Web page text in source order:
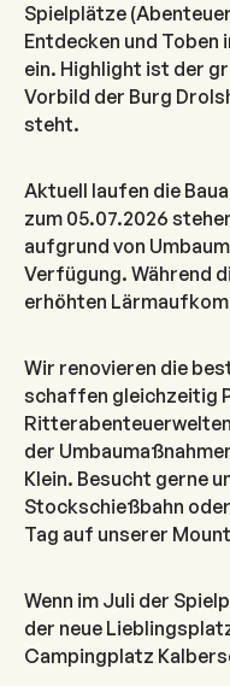
Spielplätze
Entdecken und
ein. Highlight ist der
Vorbild der Burg
steht.
Aktuell laufen die
zum 05.07.2026
aufgrund von
Verfügung. Während
erhöhten
Wir renovieren die
schaffen gleichzeitig
der
Klein. Besucht gerne
Stockschießbahn
Tag auf unserer
Wenn im Juli der
der neue
Campingplatz